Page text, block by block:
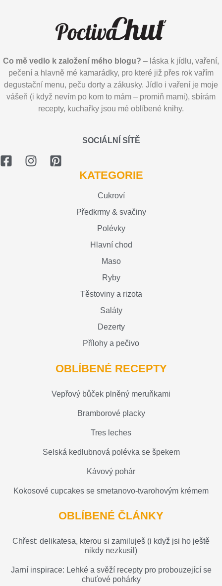
Co mě vedlo k založení mého blogu? – láska k jídlu, vaření,
pečení a hlavně mé kamarádky, pro které již přes rok vařím
degustační menu, peču dorty a zákusky. Jídlo i vaření je moje
vášeň (i když nevím po kom to mám – promiň mami), sbírám
recepty, kuchařky jsou mé oblíbené knihy.
SOCIÁLNÍ SÍTĚ
KATEGORIE
Cukroví
Předkrmy & svačiny
Polévky
Hlavní chod
Maso
Ryby
Těstoviny a rizota
Saláty
Dezerty
Přílohy a pečivo
OBLÍBENÉ RECEPTY
Vepřový bůček plněný meruňkami
Bramborové placky
Tres leches
Selská kedlubnová polévka se špekem
Kávový pohár
Kokosové cupcakes se smetanovo-tvarohovým krémem
OBLÍBENÉ ČLÁNKY
Chřest: delikatesa, kterou si zamiluješ (i když jsi ho ještě
nikdy nezkusil)
Jarní inspirace: Lehké a svěží recepty pro probouzející se
chuťové pohárky